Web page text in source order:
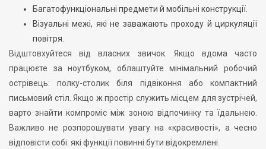
Багатофункціональні предмети й мобільні конструкції.
Візуальні межі, які не заважають проходу й циркуляції
повітря.
Відштовхуйтеся від власних звичок. Якщо вдома часто
працюєте за ноутбуком, облаштуйте мінімальний робочий
острівець: полку-столик біля підвіконня або компактний
письмовий стіл. Якщо ж простір служить місцем для зустрічей,
варто знайти компроміс між зоною відпочинку та їдальнею.
Важливо не розпорошувати увагу на «красивості», а чесно
відповісти собі: які функції повинні бути відокремлені.